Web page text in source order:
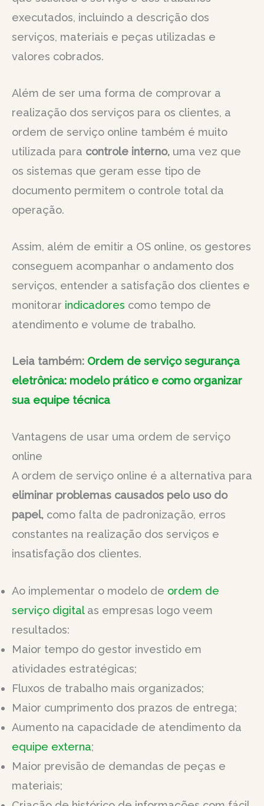
executados, incluindo a descrição dos
serviços, materiais e peças utilizadas e
valores cobrados.
Além de ser uma forma de comprovar a
realização dos serviços para os clientes, a
ordem de serviço online também é muito
utilizada para controle interno, uma vez que
os sistemas que geram esse tipo de
documento permitem o controle total da
operação.
Assim, além de emitir a OS online, os gestores
conseguem acompanhar o andamento dos
serviços, entender a satisfação dos clientes e
monitorar indicadores como tempo de
atendimento e volume de trabalho.
Leia também: Ordem de serviço segurança
eletrônica: modelo prático e como organizar
sua equipe técnica
Vantagens de usar uma ordem de serviço
online
A ordem de serviço online é a alternativa para
eliminar problemas causados pelo uso do
papel, como falta de padronização, erros
constantes na realização dos serviços e
insatisfação dos clientes.
Ao implementar o modelo de ordem de
serviço digitalas empresas logo veem
resultados:
Maior tempo do gestor investido em
atividades estratégicas;
Fluxos de trabalho mais organizados;
Maior cumprimento dos prazos de entrega;
Aumento na capacidade de atendimento da
equipe externa;
Maior previsão de demandas de peças e
materiais;